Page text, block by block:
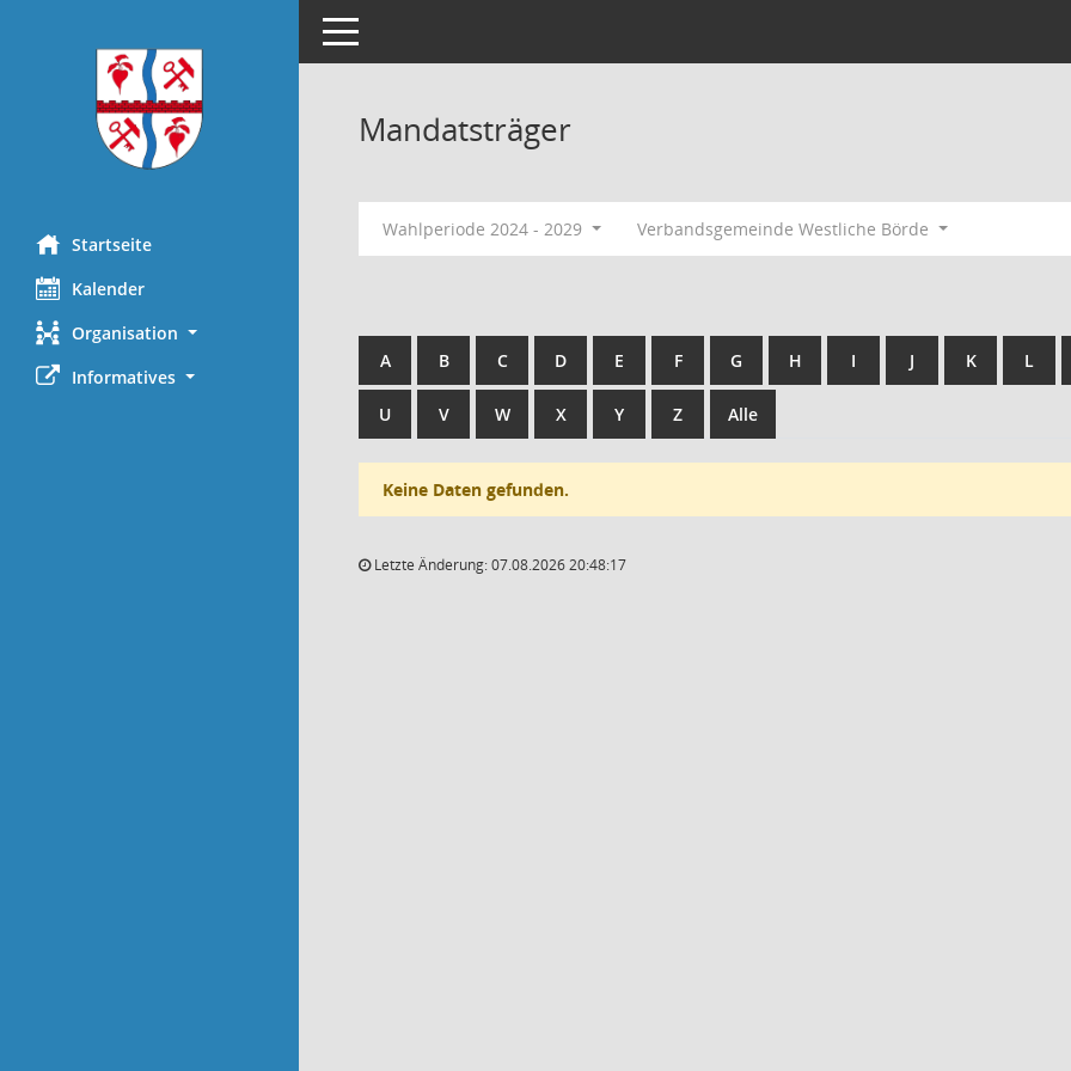
Startseite
Kalender
Organisation
Informatives
Toggle navigation
Mandatsträger
Wahlperiode 2024 - 2029 Verbandsgemeinde Westliche Börde
A B C D E F G H I J K L
U V W X Y Z Alle
Keine Daten gefunden.
Letzte Änderung: 07.08.2026 20:48:17